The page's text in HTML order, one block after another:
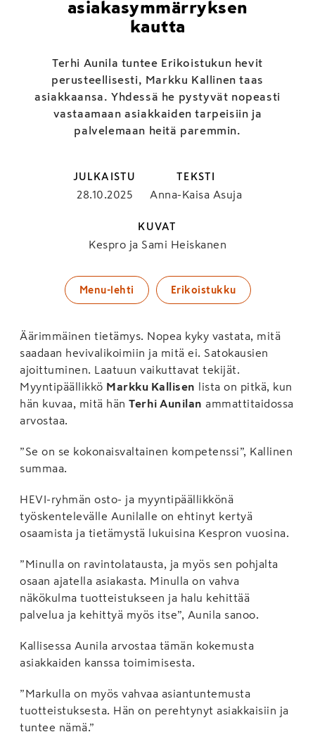
asiakasymmärryksen
kautta
Terhi Aunila tuntee Erikoistukun hevit
perusteellisesti, Markku Kallinen taas
asiakkaansa. Yhdessä he pystyvät nopeasti
vastaamaan asiakkaiden tarpeisiin ja
palvelemaan heitä paremmin.
JULKAISTU
28.10.2025
TEKSTI
Anna-Kaisa Asuja
KUVAT
Kespro ja Sami Heiskanen
Menu-lehti Erikoistukku
Äärimmäinen tietämys. Nopea kyky vastata, mitä
saadaan hevivalikoimiin ja mitä ei. Satokausien
ajoittuminen. Laatuun vaikuttavat tekijät.
Myyntipäällikkö Markku Kallisen lista on pitkä, kun
hän kuvaa, mitä hän Terhi Aunilan ammattitaidossa
arvostaa.
”Se on se kokonaisvaltainen kompetenssi”, Kallinen
summaa.
HEVI-ryhmän osto- ja myyntipäällikkönä
työskentelevälle Aunilalle on ehtinyt kertyä
osaamista ja tietämystä lukuisina Kespron vuosina.
”Minulla on ravintolatausta, ja myös sen pohjalta
osaan ajatella asiakasta. Minulla on vahva
näkökulma tuotteistukseen ja halu kehittää
palvelua ja kehittyä myös itse”, Aunila sanoo.
Kallisessa Aunila arvostaa tämän kokemusta
asiakkaiden kanssa toimimisesta.
”Markulla on myös vahvaa asiantuntemusta
tuotteistuksesta. Hän on perehtynyt asiakkaisiin ja
tuntee nämä.”